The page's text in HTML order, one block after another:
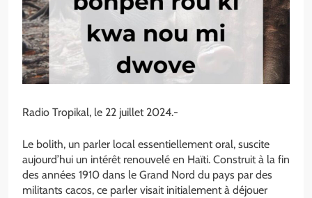
Radio Tropikal, le 22 juillet 2024.-
Le bolith, un parler local essentiellement oral, suscite
aujourd’hui un intérêt renouvelé en Haïti. Construit à la fin
des années 1910 dans le Grand Nord du pays par des
militants cacos, ce parler visait initialement à déjouer